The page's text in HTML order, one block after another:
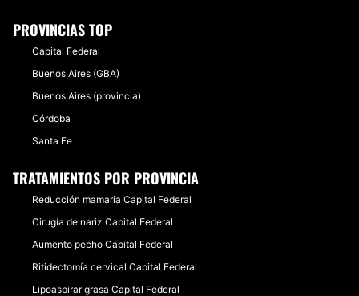
PROVINCIAS TOP
Capital Federal
Buenos Aires (GBA)
Buenos Aires (provincia)
Córdoba
Santa Fe
TRATAMIENTOS POR PROVINCIA
Reducción mamaria Capital Federal
Cirugía de nariz Capital Federal
Aumento pecho Capital Federal
Ritidectomía cervical Capital Federal
Lipoaspirar grasa Capital Federal